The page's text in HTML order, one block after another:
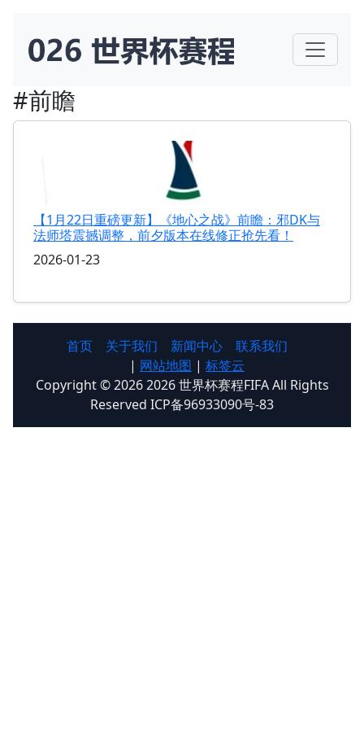
#前瞻
【1月22日重磅更新】《地心之战》前瞻：邪DK与
法师塔震撼调整，前夕版本在线修正抢先看！
2026-01-23
首页 关于我们 新闻中心
联系我们
| 网站地图 | 标签云
Copyright © 2026 2026 世界杯赛程FIFA All Rights
Reserved ICP备96933090号-83